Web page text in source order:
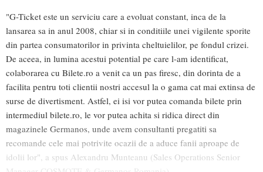
"G-Ticket este un serviciu care a evoluat constant, inca de la
lansarea sa in anul 2008, chiar si in conditiile unei vigilente sporite
din partea consumatorilor in privinta cheltuielilor, pe fondul crizei.
De aceea, in lumina acestui potential pe care l-am identificat,
colaborarea cu Bilete.ro a venit ca un pas firesc, din dorinta de a
facilita pentru toti clientii nostri accesul la o gama cat mai extinsa de
surse de divertisment. Astfel, ei isi vor putea comanda bilete prin
intermediul bilete.ro, le vor putea achita si ridica direct din
magazinele Germanos, unde avem consultanti pregatiti sa
recomande cele mai potrivite ocazii de a aduce fanii aproape de
idolii lor", a spus Alexandru Munteanu (Sales Operations Senior